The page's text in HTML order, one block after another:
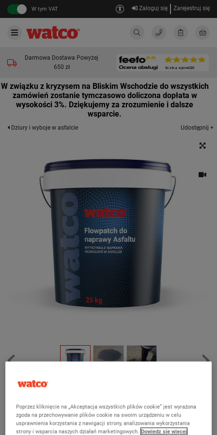
W tym VAT Zaloguj się Zarejestruj się
Darmowa Dostawa Powyżej
650 zł
W związku z kryzysem na Bliskim Wschodzie do wszystkich
zamówień zostanie tymczasowo doliczona dopłata w
wysokości 3%. Dziękujemy za zrozumienie i dalsze
wsparcie.
Dziury i wyboje w asfalcie Udostępnij +
Flowpatch do naprawy asfaltu
(13)
Szybka, wylewana i mocna naprawa asfaltu i betonu smołowego
Poprzez kliknięcie na „Akceptacja wszystkich plików cookie” jest wyrażona
zgoda na przechowywanie plików cookie na swoim urządzeniu w celu
usprawnienia korzystania z nawigacji strony, analizowania wykorzystania
strony i wsparcia naszych działań marketingowych. Dowiedz się więcej